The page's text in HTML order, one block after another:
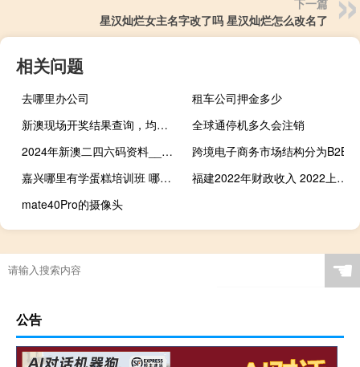
星汉灿烂女主名字改了吗 星汉灿烂怎么改名了
相关问题
去哪里办公司
租车公司押金多少
新澳现场开奖结果查询，均匀精选答案落实_PC端4.64
全球通停机多久会注销
2024年新澳二四六码资料__辅助解读分析-726.PL.88
跨境电子商务市场结构分为B2B
嘉兴哪里有学蛋糕培训班 哪里有学做蛋糕的培训班
福建2022年财政收入 2022上半年31省份GDP数据
mate40Pro的摄像头
☚
公告